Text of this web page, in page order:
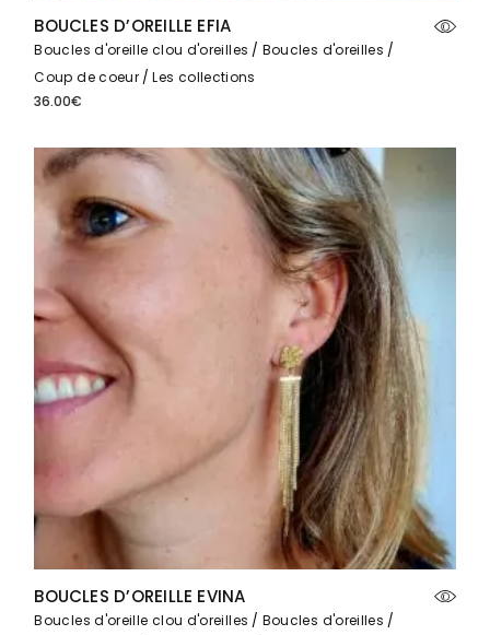
BOUCLES D’OREILLE EFIA
Boucles d'oreille clou d'oreilles
Boucles d'oreilles
Coup de coeur
Les collections
36.00€
BOUCLES D’OREILLE EVINA
Boucles d'oreille clou d'oreilles
Boucles d'oreilles